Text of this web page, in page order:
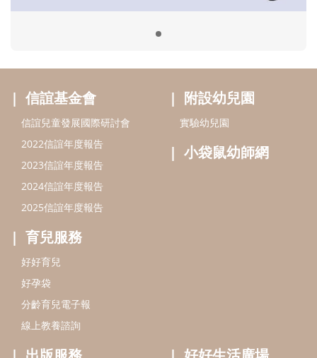
2024信誼年度報告
好孕袋
分齡育兒電子報
線上教養諮詢
出版服務
信誼基金出版社
閱讀推廣
Bookstart閱讀起步走
信誼幼兒文學獎
信誼兒童動畫獎
小袋鼠說故事劇團
service@hsin-yi.org.tw